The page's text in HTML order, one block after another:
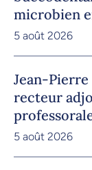
microbien
5 août 2026
Jean-
recteur
5 août 2026